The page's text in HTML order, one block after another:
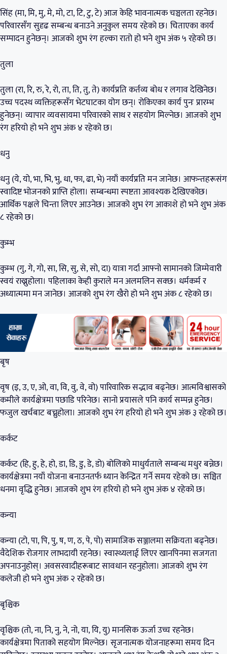
सिंह (मा, मि, मु, मे, मो, टा, टि, टु, टे) आज केहि भावनात्मक चञ्चलता रहनेछ।
परिवारसँग सुदृढ सम्बन्ध बनाउने अनुकुल समय रहेको छ। चिताएका कार्य
सम्पादन हुनेछन्। आजको शुभ रंग हल्का रातो हो भने शुभ अंक ५ रहेको छ।
तुला
तुला (रा, रि, रु, रे, रो, ता, ति, तु, ते) कार्यप्रति कर्तव्य बोध र लगाव देखिनेछ।
उच्च पदस्थ व्यक्तिहरूसँग भेटघाटका योग छन्। रोकिएका कार्य पुनः प्रारम्भ
हुनेछन्। व्यापार व्यवसायमा परिवारको साथ र सहयोग मिल्नेछ। आजको शुभ
रंग हरियो हो भने शुभ अंक ४ रहेको छ।
धनु
धनु (ये, यो, भा, भि, भु, धा, फा, ढा, भे) नयाँ कार्यप्रति मन जानेछ। आफन्तहरूसंग
स्वादिष्ट भोजनको प्राप्ति होला। सम्बन्धमा स्पष्टता आवश्यक देखिएकोछ।
आर्थिक पक्षले चिन्ता लिएर आउनेछ। आजको शुभ रंग आकाशे हो भने शुभ अंक
८ रहेको छ।
कुम्भ
कुम्भ (गु, गे, गो, सा, सि, सु, से, सो, दा) यात्रा गर्दा आफ्नो सामानको जिम्मेवारी
स्वयं राख्नुहोला। पहिलाका केही कुराले मन अलमलिन सक्छ। धर्मकर्म र
अध्यात्ममा मन जानेछ। आजको शुभ रंग खैरो हो भने शुभ अंक ८ रहेको छ।
बृष
वृष (इ, उ, ए, ओ, वा, वि, वु, वे, वो) पारिवारिक सद्भाव बढ्नेछ। आत्मविश्वासको
कमीले कार्यक्षेत्रमा पछाडि परिनेछ। सानो प्रयासले पनि कार्य सम्पन्न हुनेछ।
फजुल खर्चबाट बच्नुहोला। आजको शुभ रंग हरियो हो भने शुभ अंक ३ रहेको छ।
कर्कट
कर्कट (हि, हु, हे, हो, डा, डि, डु, डे, डो) बोलिको माधुर्यताले सम्बन्ध मधुर बन्नेछ।
कार्यक्षेत्रमा नयाँ योजना बनाउनतर्फ ध्यान केन्द्रित गर्ने समय रहेको छ। सञ्चित
धनमा वृद्धि हुनेछ। आजको शुभ रंग हरियो हो भने शुभ अंक ४ रहेको छ।
कन्या
कन्या (टो, पा, पि, पु, ष, ण, ठ, पे, पो) सामाजिक सञ्जालमा सक्रियता बढ्नेछ।
वैदेशिक रोजगार लाभदायी रहनेछ। स्वास्थ्यलाई लिएर खानपिनमा सजगता
अपनाउनुहोस्। अवसरवादीहरूबाट सावधान रहनुहोला। आजको शुभ रंग
कलेजी हो भने शुभ अंक २ रहेको छ।
बृश्चिक
वृश्चिक (तो, ना, नि, नु, ने, नो, या, यि, यु) मानसिक ऊर्जा उच्च रहनेछ।
कार्यक्षेत्रमा पिताको सहयोग मिल्नेछ। सृजनात्मक योजनाहरूमा समय दिन